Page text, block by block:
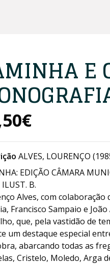
E
ALVES, LOURENÇO
EDIÇÃO CÂMARA
ILUST. B.
Alves, com
Francisco Sampaio e
que, pela vastidão de
um destaque especial
abarcando todas as
Cristelo, Moledo, Arga